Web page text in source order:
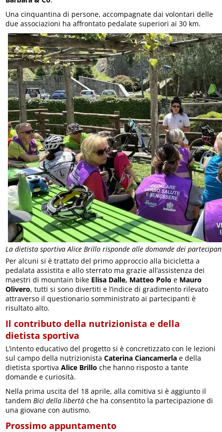
Una cinquantina di persone, accompagnate dai volontari delle
due associazioni ha affrontato pedalate superiori ai 30 km.
La dietista sportiva Alice Brillo risponde alle domande dei
Per alcuni si è trattato del primo approccio alla bicicletta a
pedalata assistita e allo sterrato ma grazie all’assistenza dei
maestri di mountain bike Elisa Dalle, Matteo Polo e Mauro
Olivero, tutti si sono divertiti e l’indice di gradimento rilevato
attraverso il questionario somministrato ai partecipanti è
risultato alto.
Il contributo della nutrizionista e della
dietista sportiva
L’intento educativo del progetto si è concretizzato con le lezioni
sul campo della nutrizionista Caterina Ciancamerla e della
dietista sportiva Alice Brillo che hanno risposto a tante
domande e curiosità.
Nella prima uscita del 18 aprile, alla comitiva si è aggiunto il
tandem Bici della libertà che ha consentito la partecipazione di
una giovane con autismo.
Prossimo appuntamento